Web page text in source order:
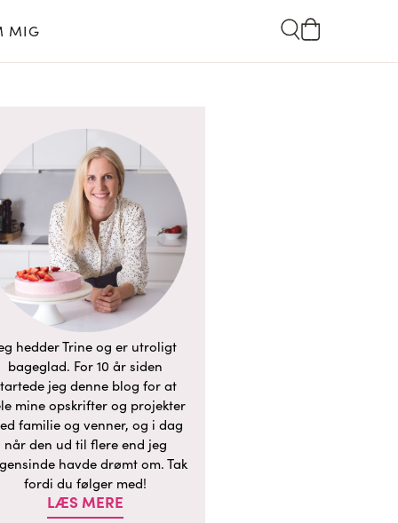
MIG
hedder Trine og er utroligt
bageglad. For 10 år siden
jeg denne blog for at
mine opskrifter og projekter
familie og venner, og i dag
når den ud til flere end jeg
havde drømt om. Tak
fordi du følger med!
LÆS MERE